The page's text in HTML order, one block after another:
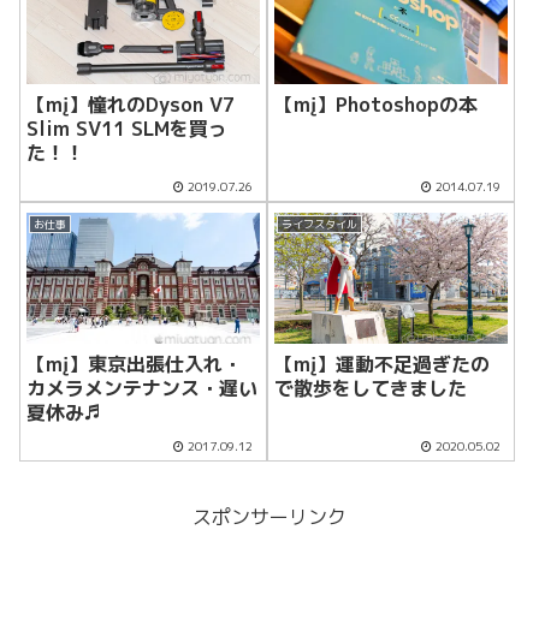
【mį】憧れのDyson V7
Slim SV11 SLMを買っ
た！！
2019.07.26
【mį】Photoshopの本
2014.07.19
お仕事
【mį】東京出張仕入れ・
カメラメンテナンス・遅い
夏休み♬
2017.09.12
ライフスタイル
【mį】運動不足過ぎたの
で散歩をしてきました
2020.05.02
スポンサーリンク